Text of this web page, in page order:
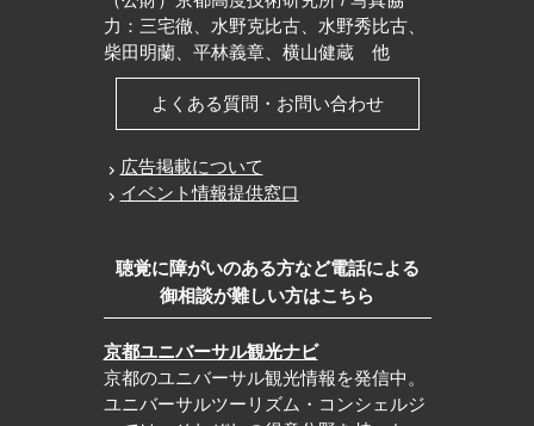
力：三宅徹、水野克比古、水野秀比古、
柴田明蘭、平林義章、横山健蔵 他
よくある質問・お問い合わせ
広告掲載について
イベント情報提供窓口
聴覚に障がいのある方など電話による
御相談が難しい方はこちら
京都ユニバーサル観光ナビ
京都のユニバーサル観光情報を発信中。
ユニバーサルツーリズム・コンシェルジ